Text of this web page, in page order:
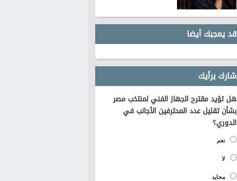
قد يعجبك أيضا
شارك برأيك
هل تؤيد مقترح الجهاز الفني لمنتخب مصر
بشأن تقليل عدد المحترفين الأجانب في
الدوري؟
نعم
لا
محايد